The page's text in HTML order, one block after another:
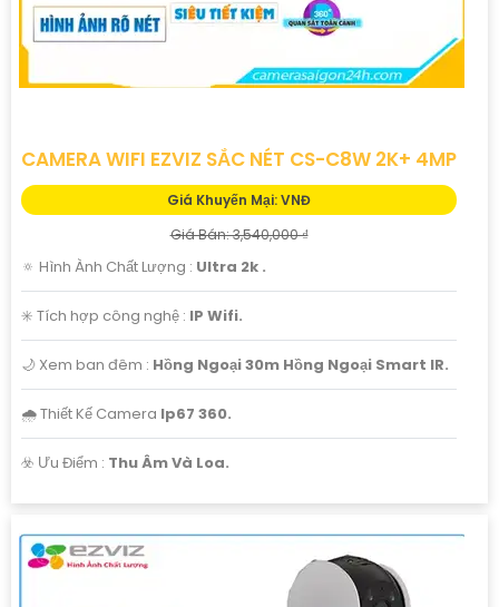
CAMERA WIFI EZVIZ SẮC NÉT CS-C8W 2K+ 4MP
Giá Khuyến Mại: VNĐ
Giá Bán: 3,540,000 ₫
🔅 Hình Ành Chất Lượng : Ultra 2k .
✳️ Tích hợp công nghệ : IP Wifi.
🌙 Xem ban đêm : Hồng Ngoại 30m Hồng Ngoại Smart IR.
🌧️ Thiết Kế Camera Ip67 360.
️☣️ Ưu Điểm : Thu Âm Và Loa.